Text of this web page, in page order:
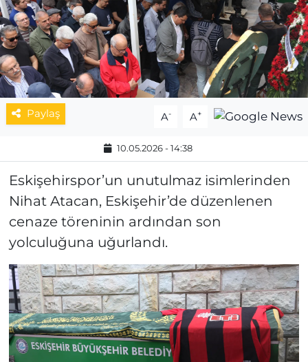
Paylaş A- A+
10.05.2026 - 14:38
Eskişehirspor’un unutulmaz isimlerinden
Nihat Atacan, Eskişehir’de düzenlenen
cenaze töreninin ardından son
yolculuğuna uğurlandı.
ESKİŞEHİRSPOR